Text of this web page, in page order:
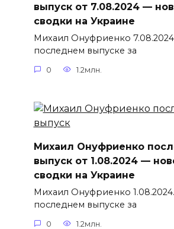
выпуск от 7.08.2024 —
сводки на Украине
Михаил Онуфриенко
последнем выпуске за
0 1.2млн.
Михаил Онуфриенко
выпуск от 1.08.2024 —
сводки на Украине
Михаил Онуфриенко
последнем выпуске за
0 1.2млн.